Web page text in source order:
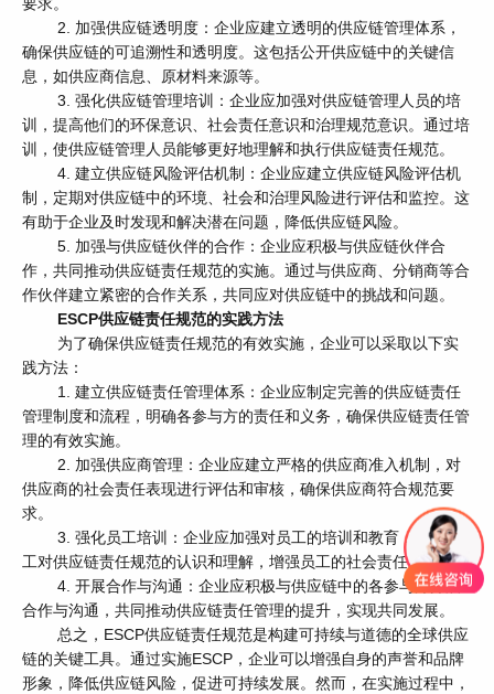
2. 加强供应链透明度：企业应建立透明的供应链管理体系，
确保供应链的可追溯性和透明度。这包括公开供应链中的关键信
息，如供应商信息、原材料来源等。
3. 强化供应链管理培训：企业应加强对供应链管理人员的培
训，提高他们的环保意识、社会责任意识和治理规范意识。通过培
训，使供应链管理人员能够更好地理解和执行供应链责任规范。
4. 建立供应链风险评估机制：企业应建立供应链风险评估机
制，定期对供应链中的环境、社会和治理风险进行评估和监控。这
有助于企业及时发现和解决潜在问题，降低供应链风险。
5. 加强与供应链伙伴的合作：企业应积极与供应链伙伴合
作，共同推动供应链责任规范的实施。通过与供应商、分销商等合
作伙伴建立紧密的合作关系，共同应对供应链中的挑战和问题。
ESCP供应链责任规范的实践方法
为了确保供应链责任规范的有效实施，企业可以采取以下实
践方法：
1. 建立供应链责任管理体系：企业应制定完善的供应链责任
管理制度和流程，明确各参与方的责任和义务，确保供应链责任管
理的有效实施。
2. 加强供应商管理：企业应建立严格的供应商准入机制，对
供应商的社会责任表现进行评估和审核，确保供应商符合规范要
求。
3. 强化员工培训：企业应加强对员工的培训和教育，提高员
工对供应链责任规范的认识和理解，增强员工的社会责任感。
4. 开展合作与沟通：企业应积极与供应链中的各参与方开展
合作与沟通，共同推动供应链责任管理的提升，实现共同发展。
总之，ESCP供应链责任规范是构建可持续与道德的全球供应
链的关键工具。通过实施ESCP，企业可以增强自身的声誉和品牌
形象，降低供应链风险，促进可持续发展。然而，在实施过程中，